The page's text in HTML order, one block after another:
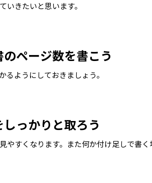
ていきたいと思います。
ページ数を書こう
ようにしておきましょう。
っかりと取ろう
やすくなります。また何か付け足しで書